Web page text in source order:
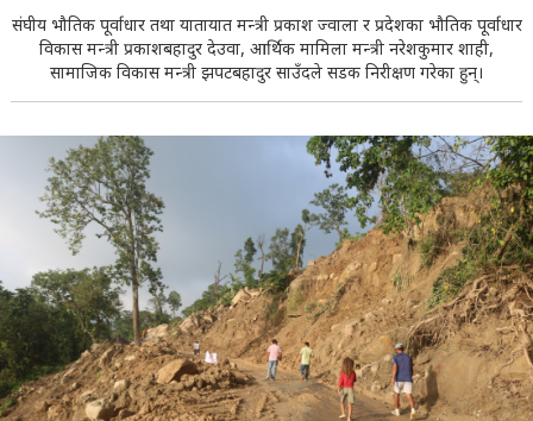
संघीय भौतिक पूर्वाधार तथा यातायात मन्त्री प्रकाश ज्वाला र प्रदेशका भौतिक पूर्वाधार
विकास मन्त्री प्रकाशबहादुर देउवा, आर्थिक मामिला मन्त्री नरेशकुमार शाही,
सामाजिक विकास मन्त्री झपटबहादुर साउँदले सडक निरीक्षण गरेका हुन्।